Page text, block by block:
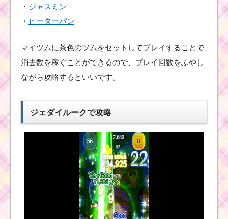
うミッションを攻略す
るツム
るためのツムと攻略し
たコツ
ツムツム ハロウィンイ
ベントで入手したマジ
カルタイムチケットと
は？
・ ジャスミン
・ ピーターパン
マイツムに茶色のツムをセットしてプレイすることで
消去数を稼ぐことができるので、プレイ回数をふやし
ながら攻略するといいです。
ジェダイルークで攻略